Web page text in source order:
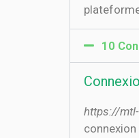
10
https://